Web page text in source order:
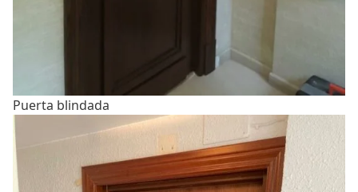
Puerta blindada